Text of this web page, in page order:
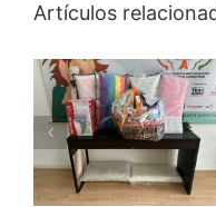
Artículos
PROGRAMA
ESTIMULA-